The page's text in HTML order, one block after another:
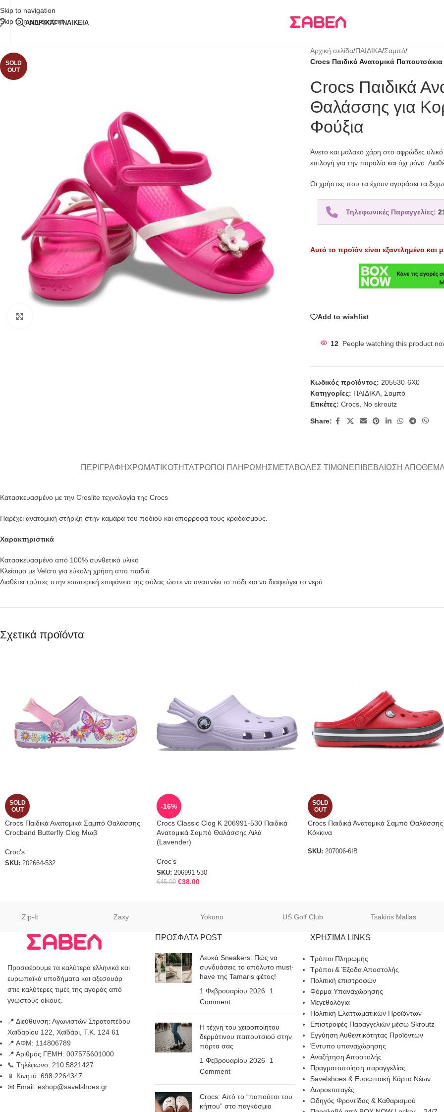
Skip to navigation
Skip to main content
Δωρεάν Μεταφορικά
ΑΝΔΡΙΚΑΓΥΝΑΙΚΕΙΑ
SOLD
OUT
Αρχική σελίδα/ΠΑΙΔΙΚΑ/Σαμπό/
Crocs Παιδικά Ανατομικά
Crocs Παιδικά
Θαλάσσης για
Φούξια
Άνετο και μαλακό χάρη στο αφρώδες
επιλογή για την παραλία και όχι μόνο.
Οι χρήστες που τα έχουν αγοράσει τα
Τηλεφωνικές Παραγγελίες:
Αυτό το προϊόν είναι εξαντλημένο και
Add to wishlist
12 People watching this product
Κωδικός προϊόντος: 205530-6X0
Κατηγορίες: ΠΑΙΔΙΚΑ, Σαμπό
Ετικέτες: Crocs, No skroutz
Share:
ΠΕΡΙΓΡΑΦΉ ΧΡΩΜΑΤΙΚΌΤΗΤΑΤΡΌΠΟΙ ΠΛΗΡΩΜΉΣΜΕΤΑΒΟΛΈΣ ΤΙΜΏΝ ΕΠΙΒΕΒΑΊΩΣΗ
Κατασκευασμένο με την Croslite τεχνολογία της Crocs
Παρέχει ανατομική στήριξη στην καμάρα του ποδιού και απορροφά τους κραδασμούς.
Χαρακτηριστικά
Κατασκευασμένο από 100% συνθετικό υλικό
Κλείσιμο με Velcro για εύκολη χρήση από παιδιά
Διαθέτει τρύπες στην εσωτερική επιφάνεια της σόλας ώστε να αναπνέει το πόδι και να διαφεύγει το νερό
Σχετικά προϊόντα
SOLD
OUT
Crocs Παιδικά Ανατομικά Σαμπό Θαλάσσης
Crocband Butterfly Clog Μωβ
Croc’s
SKU: 202664-532
-16%
Crocs Classic Clog K 206991-530 Παιδικά
Ανατομικά Σαμπό Θαλάσσης Λιλά
(Lavender)
Croc’s
SKU: 206991-530
€45.00 €38.00
SOLD
OUT
Crocs Παιδικά Ανατομικά Σαμπό Θαλάσσης
Κόκκινα
SKU: 207006-6ΙΒ
Zip-It Zaxy Yokono US Golf Club Tsakiris Mallas
Προσφέρουμε τα καλύτερα ελληνικά και
ευρωπαϊκά υποδήματα και αξεσουάρ
στις καλύτερες τιμές της αγοράς από
γνωστούς οίκους.
📍 Διεύθυνση: Αγωνιστών Στρατοπέδου
Χαϊδαρίου 122, Χαϊδάρι, Τ.Κ. 124 61
📍 ΑΦΜ: 114806789
📍 Αριθμός ΓΕΜΗ: 007575601000
📞 Τηλέφωνο: 210 5821427
📱 Κινητό: 698 2264347
📧 Email: eshop@savelshoes.gr
ΠΡΟΣΦΑΤΑ POST
Λευκά Sneakers: Πώς να
συνδυάσεις το απόλυτο must-
have της Tamaris φέτος!
1 Φεβρουαρίου 2026
1
Comment
Η τέχνη του χειροποίητου
δερμάτινου παπουτσιού στην
πόρτα σας
1 Φεβρουαρίου 2026
1
Comment
Crocs: Από το “παπούτσι του
κήπου” στο παγκόσμιο
ΧΡΗΣΙΜΑ LINKS
Τρόποι Πληρωμής
Τρόποι & Έξοδα Αποστολής
Πολιτική επιστροφών
Φόρμα Υπαναχώρησης
Μεγεθολόγια
Πολιτική Ελαττωματικών Προϊόντων
Επιστροφές Παραγγελιών μέσω Skroutz
Εγγύηση Αυθεντικότητας Προϊόντων
Έντυπο υπαναχώρησης
Αναζήτηση Αποστολής
Πραγματοποίηση παραγγελίας
Savelshoes & Ευρωπαϊκή Κάρτα Νέων
Δωροεπιταγές
Οδηγός Φροντίδας & Καθαρισμού